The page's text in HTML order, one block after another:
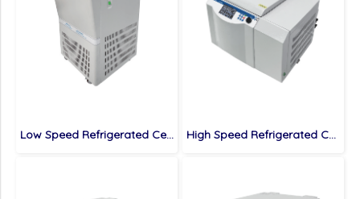
Low Speed Refrigerated Centrifuges High Speed Refrigerated Centrifuges